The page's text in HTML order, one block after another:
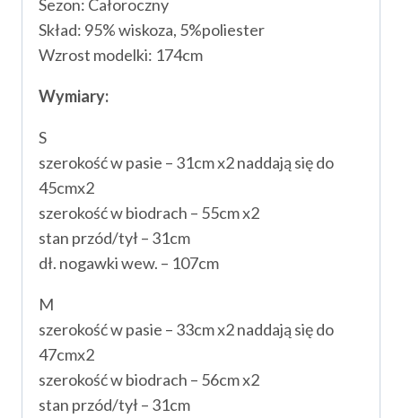
Sezon: Całoroczny
Skład: 95% wiskoza, 5%poliester
Wzrost modelki: 174cm
Wymiary:
S
szerokość w pasie – 31cm x2 naddają się do
45cmx2
szerokość w biodrach – 55cm x2
stan przód/tył – 31cm
dł. nogawki wew. – 107cm
M
szerokość w pasie – 33cm x2 naddają się do
47cmx2
szerokość w biodrach – 56cm x2
stan przód/tył – 31cm